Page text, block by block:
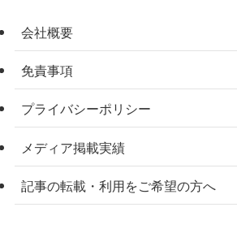
会社概要
免責事項
プライバシーポリシー
メディア掲載実績
記事の転載・利用をご希望の方へ